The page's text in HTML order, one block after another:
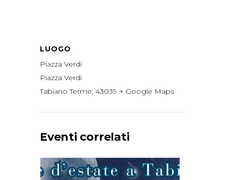
LUOGO
Piazza Verdi
Piazza Verdi
Tabiano Terme, 43039 + Google Maps
Eventi correlati